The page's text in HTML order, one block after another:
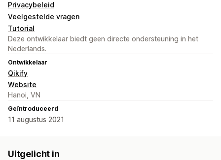
Privacybeleid
Veelgestelde vragen
Tutorial
Deze ontwikkelaar biedt geen directe ondersteuning in het
Nederlands.
Ontwikkelaar
Qikify
Website
Hanoi, VN
Geïntroduceerd
11 augustus 2021
Uitgelicht in